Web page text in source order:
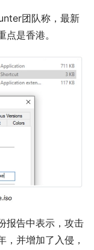
团队称，最新
是香港。
报告中表示，攻击
，并增加了入侵，